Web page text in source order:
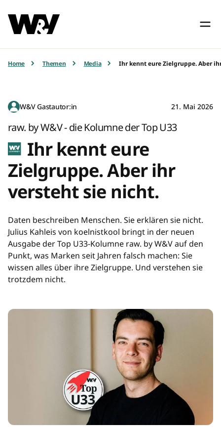
Home Themen Media Ihr kennt eure Zielgruppe. Aber
W&V Gastautor:in 21. Mai 2026
raw. by W&V - die Kolumne der Top U33
Ihr kennt eure
Zielgruppe. Aber ihr
versteht sie nicht.
Daten beschreiben Menschen. Sie erklären sie nicht.
Julius Kahleis von koelnistkool bringt in der neuen
Ausgabe der Top U33-Kolumne raw. by W&V auf den
Punkt, was Marken seit Jahren falsch machen: Sie
wissen alles über ihre Zielgruppe. Und verstehen sie
trotzdem nicht.